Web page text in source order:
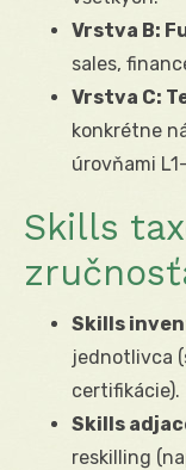
Vrstva B:
sales,
Vrstva C:
konkrétne
úrovňami
Skills
Skills
jednotlivca
certifikácie).
Skills
reskilling